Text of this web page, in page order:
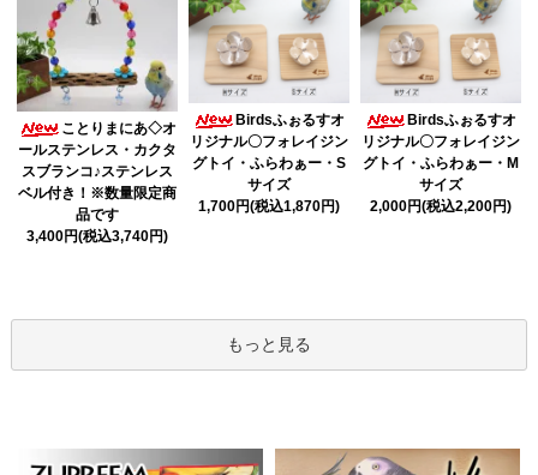
ことりまにあ◇オ
ールステンレス・カクタ
スブランコ♪ステンレス
ベル付き！※数量限定商
品です
3,400円(税込3,740円)
Birdsふぉるすオ
リジナル〇フォレイジン
グトイ・ふらわぁー・S
サイズ
1,700円(税込1,870円)
Birdsふぉるすオ
リジナル〇フォレイジン
グトイ・ふらわぁー・M
サイズ
2,000円(税込2,200円)
もっと見る